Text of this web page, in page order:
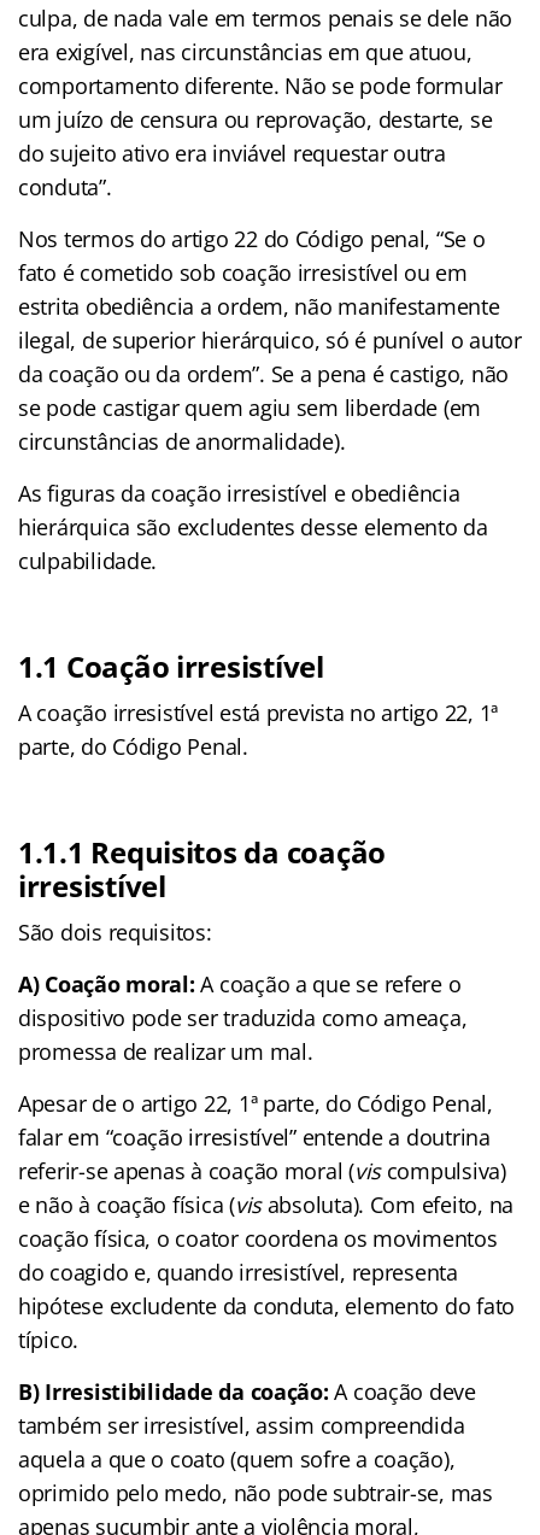
culpa, de nada vale em termos penais se dele não
era exigível, nas circunstâncias em que atuou,
comportamento diferente. Não se pode formular
um juízo de censura ou reprovação, destarte, se
do sujeito ativo era inviável requestar outra
conduta”.
Nos termos do artigo 22 do Código penal, “Se o
fato é cometido sob coação irresistível ou em
estrita obediência a ordem, não manifestamente
ilegal, de superior hierárquico, só é punível o autor
da coação ou da ordem”. Se a pena é castigo, não
se pode castigar quem agiu sem liberdade (em
circunstâncias de anormalidade).
As figuras da coação irresistível e obediência
hierárquica são excludentes desse elemento da
culpabilidade.
1.1 Coação irresistível
A coação irresistível está prevista no artigo 22, 1ª
parte, do Código Penal.
1.1.1 Requisitos da coação
irresistível
São dois requisitos:
A) Coação moral: A coação a que se refere o
dispositivo pode ser traduzida como ameaça,
promessa de realizar um mal.
Apesar de o artigo 22, 1ª parte, do Código Penal,
falar em “coação irresistível” entende a doutrina
referir-se apenas à coação moral (viscompulsiva)
e não à coação física (visabsoluta). Com efeito, na
coação física, o coator coordena os movimentos
do coagido e, quando irresistível, representa
hipótese excludente da conduta, elemento do fato
típico.
B) Irresistibilidade da coação: A coação deve
também ser irresistível, assim compreendida
aquela a que o coato (quem sofre a coação),
oprimido pelo medo, não pode subtrair-se, mas
apenas sucumbir ante a violência moral,